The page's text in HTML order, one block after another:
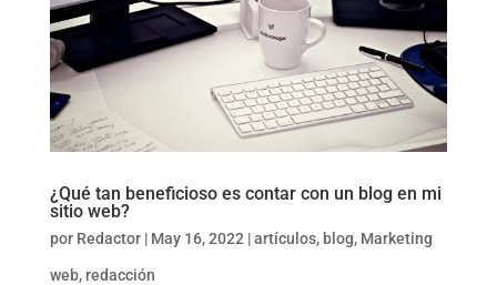
¿Qué tan beneficioso es contar con un blog en mi
sitio web?
por Redactor| May 16, 2022 |artículos, blog, Marketing
web, redacción